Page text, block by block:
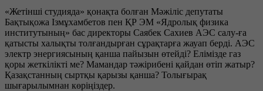
«Жетінші студияда» қонақта болған Мәжіліс депутаты
Бақтықожа Ізмұхамбетов пен ҚР ЭМ «Ядролық физика
институтының» бас директоры Саябек Сахиев АЭС салу-ға
қатысты халықты толғандырған сұрақтарға жауап берді. АЭС
электр энергиясының қанша пайызын өтейді? Елімізде газ
қоры жеткілікті ме? Мамандар тәжірибені қайдан өтіп жатыр?
Қазақстанның сыртқы қарызы қанша? Толығырақ
шығарылымнан көріңіздер.